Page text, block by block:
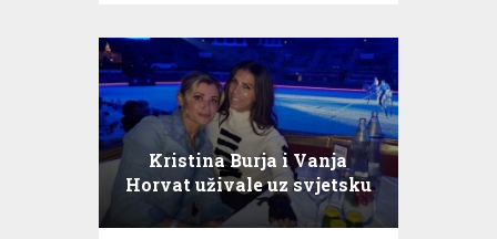
Kristina Burja i Vanja
Horvat uživale uz svjetsku
elitu